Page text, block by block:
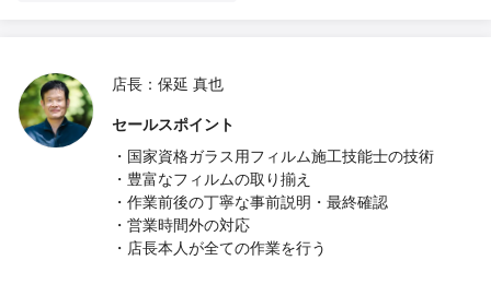
店長：保延 真也
セールスポイント
・国家資格ガラス用フィルム施工技能士の技術
・豊富なフィルムの取り揃え
・作業前後の丁寧な事前説明・最終確認
・営業時間外の対応
・店長本人が全ての作業を行う